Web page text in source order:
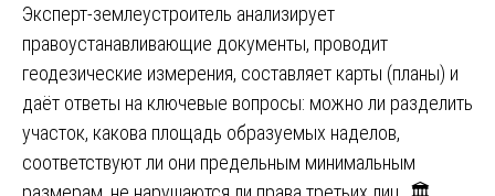
Эксперт-землеустроитель анализирует
правоустанавливающие документы, проводит
геодезические измерения, составляет карты (планы) и
даёт ответы на ключевые вопросы: можно ли разделить
участок, какова площадь образуемых наделов,
соответствуют ли они предельным минимальным